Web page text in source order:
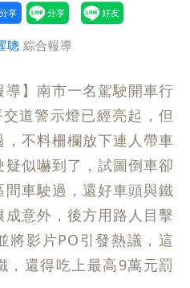
聰 綜合報導
導】南市一名駕駛開車行
道警示燈已經亮起，但
不料柵欄放下連人帶車
似嚇到了，試圖倒車卻
車駛過，還好車頭與鐵
意外，後方用路人目擊
將影片PO引發熱議，這
，還得吃上最高9萬元罰